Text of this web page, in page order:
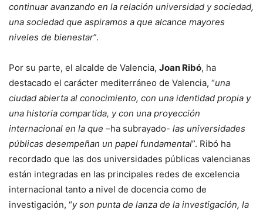
continuar avanzando en la relación universidad y sociedad,
una sociedad que aspiramos a que alcance mayores
niveles de bienestar”.
Por su parte, el alcalde de Valencia, Joan Ribó, ha
destacado el carácter mediterráneo de Valencia, “una
ciudad abierta al conocimiento, con una identidad propia y
una historia compartida, y con una proyección
internacional en la que –ha subrayado- las universidades
públicas desempeñan un papel fundamental”. Ribó ha
recordado que las dos universidades públicas valencianas
están integradas en las principales redes de excelencia
internacional tanto a nivel de docencia como de
investigación, “y son punta de lanza de la investigación, la